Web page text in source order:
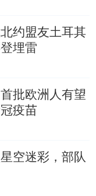
约盟友土耳其
埋雷
批欧洲人有望
疫苗
空迷彩，部队